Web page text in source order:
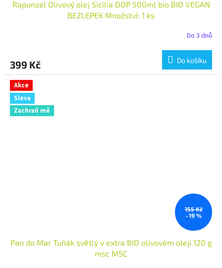
Rapunzel Olivový olej Sicilia DOP 500ml bio BIO VEGAN
BEZLEPEK Množství: 1 ks
Do 3 dnů
399 Kč Do košíku
Akce
Sleva
Zachraň mě
155 Kč
–19 %
Pan do Mar Tuňák světlý v extra BIO olivovém oleji 120 g
msc MSC